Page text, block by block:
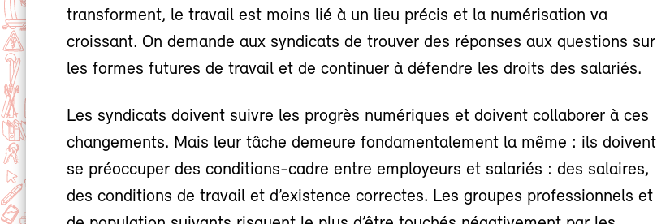
transforment, le travail est moins lié à un lieu précis et la numérisation va
croissant. On demande aux syndicats de trouver des réponses aux questions sur
les formes futures de travail et de continuer à défendre les droits des salariés.
Les syndicats doivent suivre les progrès numériques et doivent collaborer à ces
changements. Mais leur tâche demeure fondamentalement la même : ils doivent
se préoccuper des conditions-cadre entre employeurs et salariés : des salaires,
des conditions de travail et d’existence correctes. Les groupes professionnels et